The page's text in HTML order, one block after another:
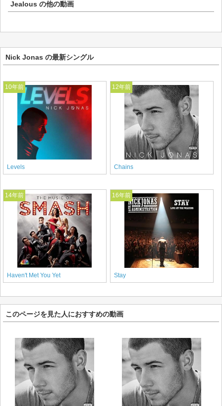
Jealous の他の動画
Nick Jonas の最新シングル
10年前
Levels
12年前
Chains
14年前
Haven't Met You Yet
16年前
Stay
このページを見た人におすすめの動画